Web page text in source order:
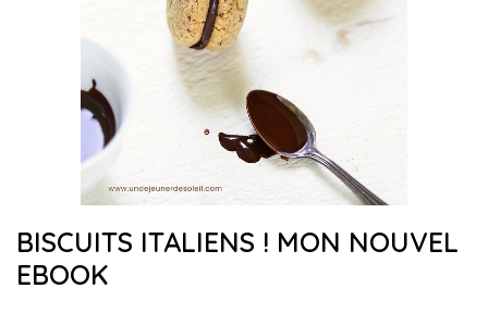
BISCUITS ITALIENS ! MON NOUVEL
EBOOK